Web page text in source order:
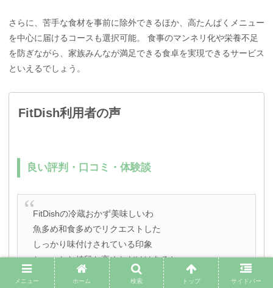
さらに、苦手な食材を事前に除外できるほか、高たんぱくメニュー
を中心に届けるコースも選択可能。 食事のマンネリ化や栄養不足
を防ぎながら、家族みんなが満足できる食卓を実現できるサービス
といえるでしょう。
FitDish利用者の声
良い評判・口コミ・体験談
FitDishの冷蔵おかず美味しいわ
魚多め和食多めでリクエストした
しっかり味付けされている印象
ちょっとお値段お高めなだけはあるね
来月も続ける🎵
メニュー ホーム 検索 トップ サイドバー